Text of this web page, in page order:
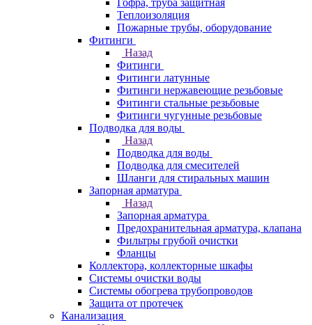
Гофра, труба защитная
Теплоизоляция
Пожарные трубы, оборудование
Фитинги
Назад
Фитинги
Фитинги латунные
Фитинги нержавеющие резьбовые
Фитинги стальные резьбовые
Фитинги чугунные резьбовые
Подводка для воды
Назад
Подводка для воды
Подводка для смесителей
Шланги для стиральных машин
Запорная арматура
Назад
Запорная арматура
Предохранительная арматура, клапана
Фильтры грубой очистки
Фланцы
Коллектора, коллекторные шкафы
Системы очистки воды
Системы обогрева трубопроводов
Защита от протечек
Канализация